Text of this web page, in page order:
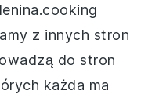
z innych stron
do stron
każda ma